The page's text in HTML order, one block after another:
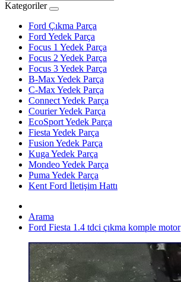
Kategoriler
Ford Çıkma Parça
Ford Yedek Parça
Focus 1 Yedek Parça
Focus 2 Yedek Parça
Focus 3 Yedek Parça
B-Max Yedek Parça
C-Max Yedek Parça
Connect Yedek Parça
Courier Yedek Parça
EcoSport Yedek Parça
Fiesta Yedek Parça
Fusion Yedek Parça
Kuga Yedek Parça
Mondeo Yedek Parça
Puma Yedek Parça
Kent Ford İletişim Hattı
Arama
Ford Fiesta 1.4 tdci çıkma komple motor